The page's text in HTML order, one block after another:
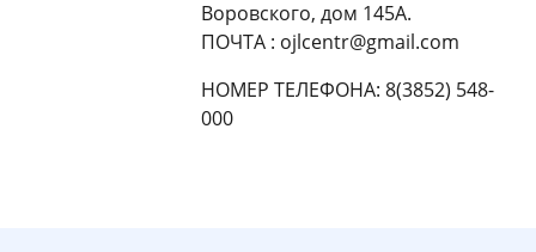
Воровского, дом 145А.
ПОЧТА : ojlcentr@gmail.com
НОМЕР ТЕЛЕФОНА: 8(3852) 548-
000